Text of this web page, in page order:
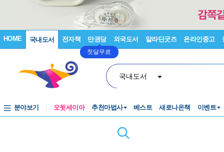
HOME 국내도서 전자책 만권당
첫달무료
외국도서 알라딘굿즈 온라인중고
국내도서
분야보기 오뒷세이아 추천마법사 베스트 새로나온책 이벤트